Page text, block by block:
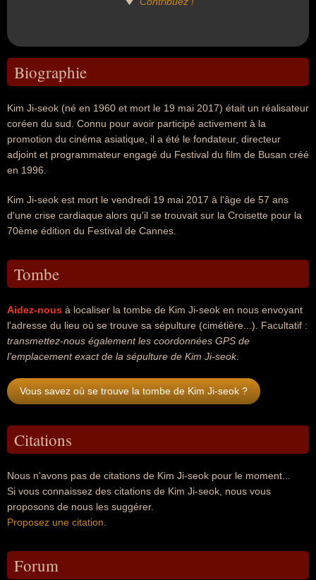
Biographie
Kim Ji-seok (né en 1960 et mort le 19 mai 2017) était un réalisateur
coréen du sud. Connu pour avoir participé activement à la
promotion du cinéma asiatique, il a été le fondateur, directeur
adjoint et programmateur engagé du Festival du film de Busan créé
en 1996.
Kim Ji-seok est mort le vendredi 19 mai 2017 à l'âge de 57 ans
d'une crise cardiaque alors qu'il se trouvait sur la Croisette pour la
70ème édition du Festival de Cannes.
Tombe
Aidez-nous à localiser la tombe de Kim Ji-seok en nous envoyant
l'adresse du lieu où se trouve sa sépulture (cimétière...). Facultatif :
transmettez-nous également les coordonnées GPS de
l'emplacement exact de la sépulture de Kim Ji-seok.
Vous savez où se trouve la tombe de Kim Ji-seok ?
Citations
Nous n'avons pas de citations de Kim Ji-seok pour le moment...
Si vous connaissez des citations de Kim Ji-seok, nous vous
proposons de nous les suggérer.
Proposez une citation
Forum